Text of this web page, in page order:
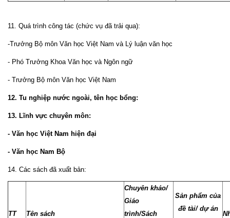
11. Quá trình công tác (chức vụ đã trải qua):
-Trưởng Bộ môn Văn học Việt Nam và Lý luận văn học
- Phó Trưởng Khoa Văn học và Ngôn ngữ
- Trưởng Bộ môn Văn học Việt Nam
12. Tu nghiệp nước ngoài, tên học bổng:
13. Lĩnh vực chuyên môn:
- Văn học Việt Nam hiện đại
- Văn học Nam Bộ
14. Các sách đã xuất bản:
TT Tên sách
Chuyên khảo/
Giáo
trình/Sách
Sản phẩm của
đề tài/ dự án